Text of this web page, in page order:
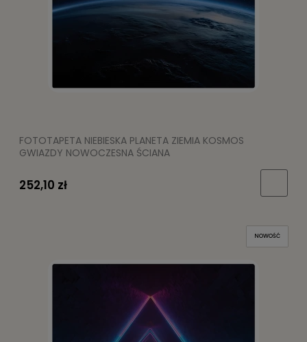
FOTOTAPETA NIEBIESKA PLANETA ZIEMIA KOSMOS
GWIAZDY NOWOCZESNA ŚCIANA
252,10 zł
NOWOŚĆ